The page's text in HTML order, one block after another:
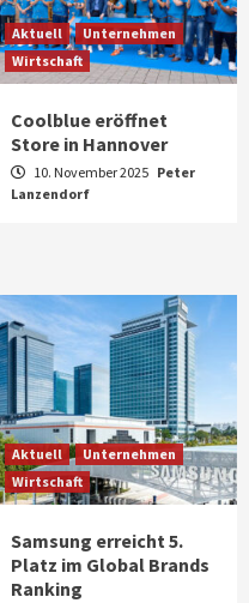
Aktuell
Unternehmen
Wirtschaft
Coolblue eröffnet
Store in Hannover
10. November 2025 Peter
Lanzendorf
Aktuell
Unternehmen
Wirtschaft
Samsung erreicht 5.
Platz im Global Brands
Ranking